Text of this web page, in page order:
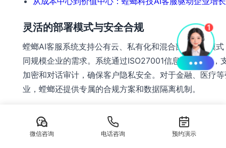
灵活的部署模式与安全合规
螳螂AI客服系统支持公有云、私有化和混合部署三种模
同规模企业的需求。系统通过ISO27001信息安全认证，
加密和对话审计，确保客户隐私安全。对于金融、医疗
业，螳螂还提供专属的合规方案和数据隔离机制。
长，螳螂AI客服系统正在帮助越来越多企业实现服务能
级。
微信咨询 电话咨询 预约演示